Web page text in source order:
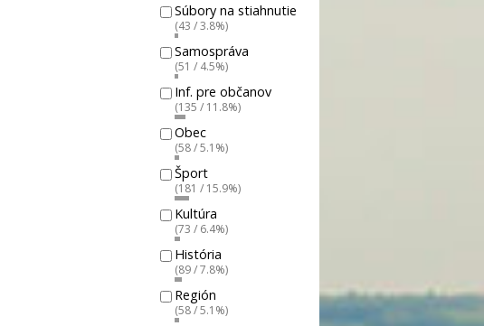
Súbory na stiahnutie
(43 / 3.8%)
Samospráva
(51 / 4.5%)
Inf. pre občanov
(135 / 11.8%)
Obec
(58 / 5.1%)
Šport
(181 / 15.9%)
Kultúra
(73 / 6.4%)
História
(89 / 7.8%)
Región
(58 / 5.1%)